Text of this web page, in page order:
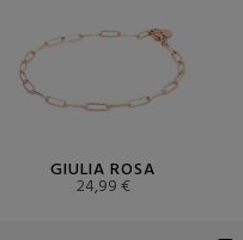
GIULIA ROSA
24,99 €